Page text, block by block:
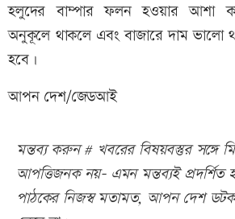
হলুদের বাম্পার ফলন হওয়ার আশা
অনুকূলে থাকলে এবং বাজারে দাম ভালো
হবে।
আপন দেশ/জেডআই
মন্তব্য করুন # খবরের বিষয়বস্তুর সঙ্গে
আপত্তিজনক নয়- এমন মন্তব্যই প্রদর্শিত
পাঠকের নিজস্ব মতামত, আপন দেশ